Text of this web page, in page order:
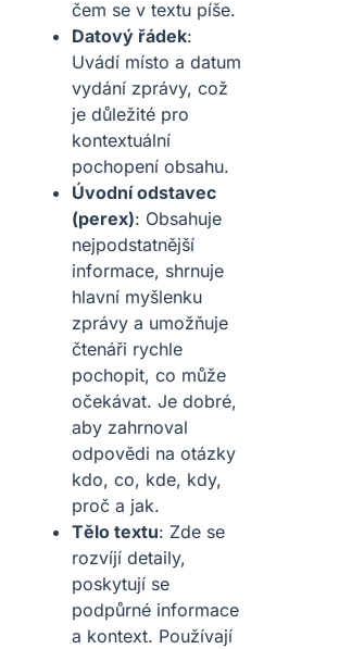
čem se v textu píše.
Datový řádek:
Uvádí místo a datum
vydání zprávy, což
je důležité pro
kontextuální
pochopení obsahu.
Úvodní odstavec
(perex): Obsahuje
nejpodstatnější
informace, shrnuje
hlavní myšlenku
zprávy a umožňuje
čtenáři rychle
pochopit, co může
očekávat. Je dobré,
aby zahrnoval
odpovědi na otázky
kdo, co, kde, kdy,
proč a jak.
Tělo textu: Zde se
rozvíjí detaily,
poskytují se
podpůrné informace
a kontext. Používají